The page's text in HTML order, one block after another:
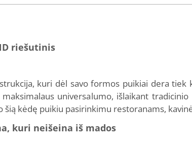
riešutinis
kuri dėl savo formos puikiai dera tiek
universalumo, išlaikant
kėdę puikiu pasirinkimu restoranams,
kuri neišeina iš mados